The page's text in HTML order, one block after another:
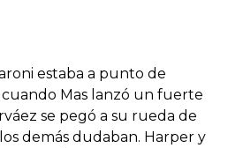
estaba a punto de
Mas lanzó un fuerte
se pegó a su rueda de
demás dudaban. Harper y